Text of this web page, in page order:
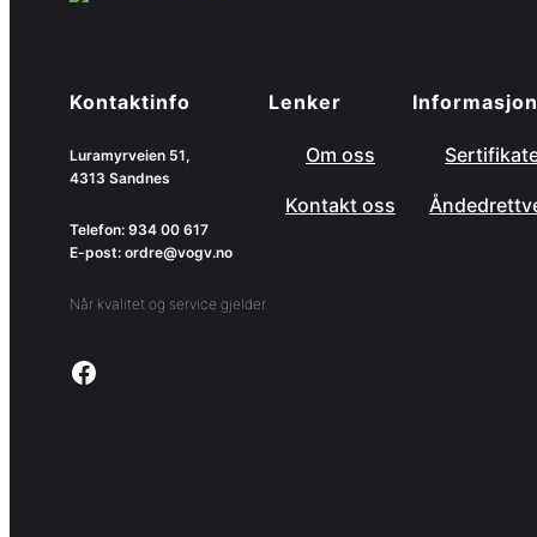
Kontaktinfo
Luramyrveien 51,
4313 Sandnes
Telefon: 934 00 617
E-post: ordre@vogv.no
Når kvalitet og service gjelder.
Link to facebook page
Lenker
Om oss
Kontakt oss
Informasjon